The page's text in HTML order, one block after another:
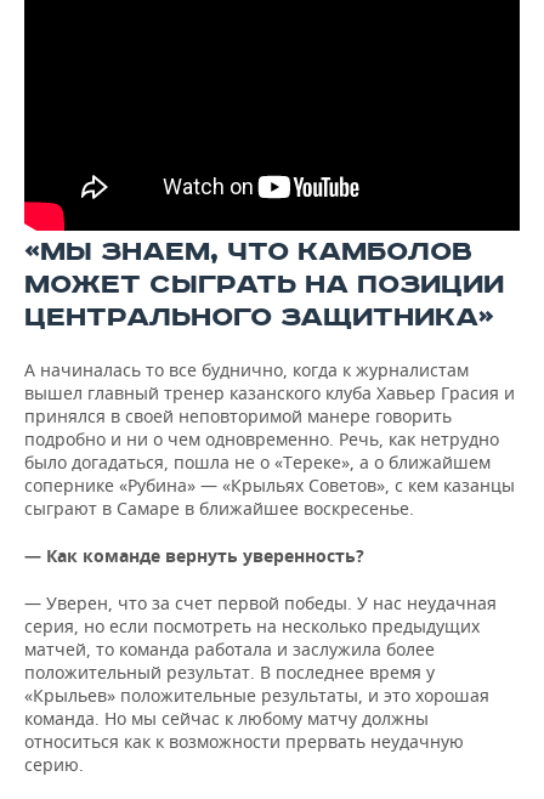
«МЫ ЗНАЕМ, ЧТО КАМБОЛОВ
МОЖЕТ СЫГРАТЬ НА ПОЗИЦИИ
ЦЕНТРАЛЬНОГО ЗАЩИТНИКА»
А начиналась то все буднично, когда к журналистам
вышел главный тренер казанского клуба Хавьер Грасия и
принялся в своей неповторимой манере говорить
подробно и ни о чем одновременно. Речь, как нетрудно
было догадаться, пошла не о «Тереке», а о ближайшем
сопернике «Рубина» — «Крыльях Советов», с кем казанцы
сыграют в Самаре в ближайшее воскресенье.
— Как команде вернуть уверенность?
— Уверен, что за счет первой победы. У нас неудачная
серия, но если посмотреть на несколько предыдущих
матчей, то команда работала и заслужила более
положительный результат. В последнее время у
«Крыльев» положительные результаты, и это хорошая
команда. Но мы сейчас к любому матчу должны
относиться как к возможности прервать неудачную
серию.